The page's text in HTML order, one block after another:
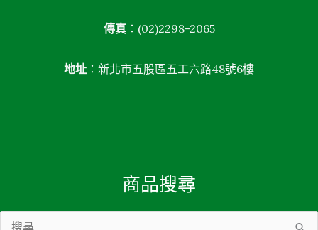
傳真：(02)2298-2065
地址 ：新北市五股區五工六路48號6樓
商品搜尋